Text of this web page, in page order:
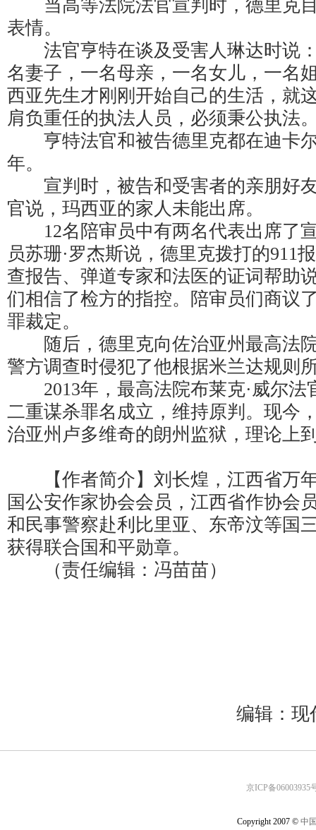
当高等法院法官宣判时，德里克
表情。
法官亨特在谈及受害人琳达时说：
名妻子，一名母亲，一名女儿，一名
西亚先生才刚刚开始自己的生活，就
肩负重任的执法人员，必须秉公执法
亨特法官和被告德里克都在迪卡
年。
宣判时，被告和受害者的亲朋好
官说，玛西亚的家人未能出席。
12名陪审员中有两名代表出席了
员苏珊·罗杰斯说，德里克拨打的911
查报告、弹道专家和法医的证词帮助
们相信了检方的指控。陪审员们商议
罪裁定。
随后，德里克向佐治亚州最高法
警方调查时侵犯了他根据米兰达规则
2013年，最高法院布莱克·威尔法
二重谋杀罪名成立，维持原判。现今
治亚州卢多维奇的朗州监狱，理论上
【作者简介】刘长煌，江西省万
国公安作家协会会员，江西省作协会
和民事警察赴利比里亚、东帝汶等国
获得联合国和平勋章。
（责任编辑：冯苗苗）
编辑：
京ICP备06003935
Copyright 2007 © 中